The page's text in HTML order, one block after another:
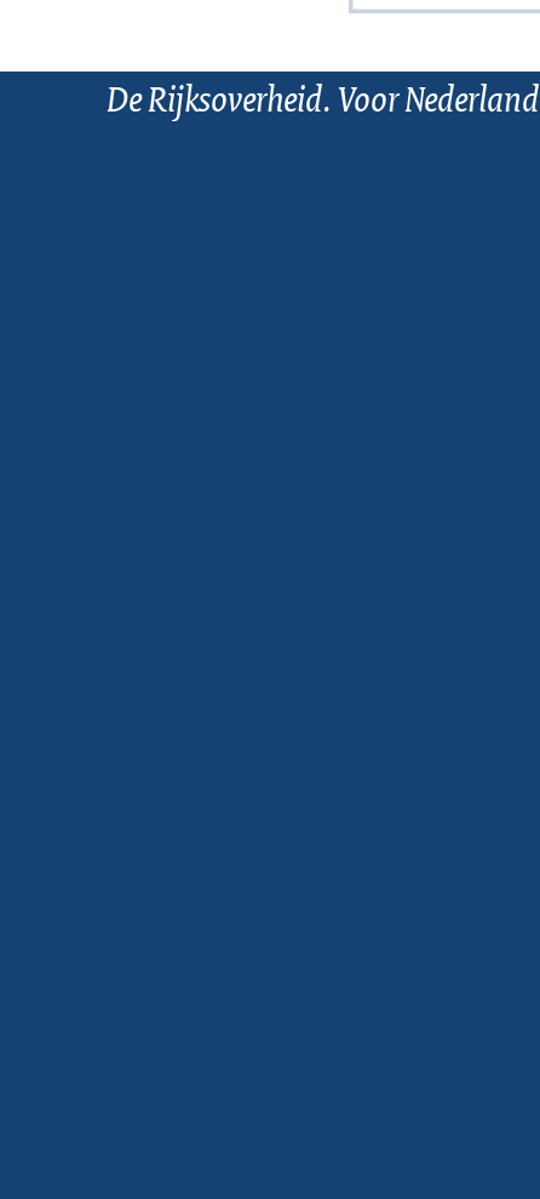
De Rijksoverheid. Voor Nederland